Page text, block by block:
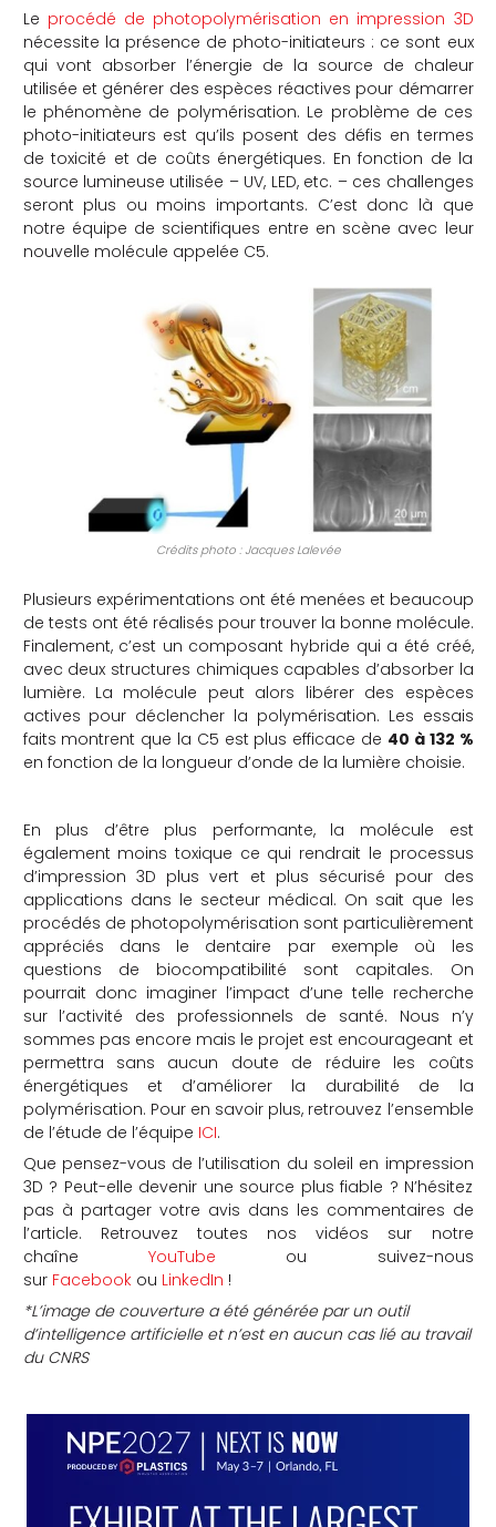
Le procédé de photopolymérisation en impression 3D
nécessite la présence de photo-initiateurs : ce sont eux
qui vont absorber l’énergie de la source de chaleur
utilisée et générer des espèces réactives pour démarrer
le phénomène de polymérisation. Le problème de ces
photo-initiateurs est qu’ils posent des défis en termes
de toxicité et de coûts énergétiques. En fonction de la
source lumineuse utilisée – UV, LED, etc. – ces challenges
seront plus ou moins importants. C’est donc là que
notre équipe de scientifiques entre en scène avec leur
nouvelle molécule appelée C5.
Crédits photo : Jacques Lalevée
Plusieurs expérimentations ont été menées et beaucoup
de tests ont été réalisés pour trouver la bonne molécule.
Finalement, c’est un composant hybride qui a été créé,
avec deux structures chimiques capables d’absorber la
lumière. La molécule peut alors libérer des espèces
actives pour déclencher la polymérisation. Les essais
faits montrent que la C5 est plus efficace de 40 à 132 %
en fonction de la longueur d’onde de la lumière choisie.
En plus d’être plus performante, la molécule est
également moins toxique ce qui rendrait le processus
d’impression 3D plus vert et plus sécurisé pour des
applications dans le secteur médical. On sait que les
procédés de photopolymérisation sont particulièrement
appréciés dans le dentaire par exemple où les
questions de biocompatibilité sont capitales. On
pourrait donc imaginer l’impact d’une telle recherche
sur l’activité des professionnels de santé. Nous n’y
sommes pas encore mais le projet est encourageant et
permettra sans aucun doute de réduire les coûts
énergétiques et d’améliorer la durabilité de la
polymérisation. Pour en savoir plus, retrouvez l’ensemble
de l’étude de l’équipe ICI.
Que pensez-vous de l’utilisation du soleil en impression
3D ? Peut-elle devenir une source plus fiable ? N’hésitez
pas à partager votre avis dans les commentaires de
l’article. Retrouvez toutes nos vidéos sur notre
chaîne YouTube ou suivez-nous
sur Facebookou LinkedIn !
*L’image de couverture a été générée par un outil
d’intelligence artificielle et n’est en aucun cas lié au travail
du CNRS